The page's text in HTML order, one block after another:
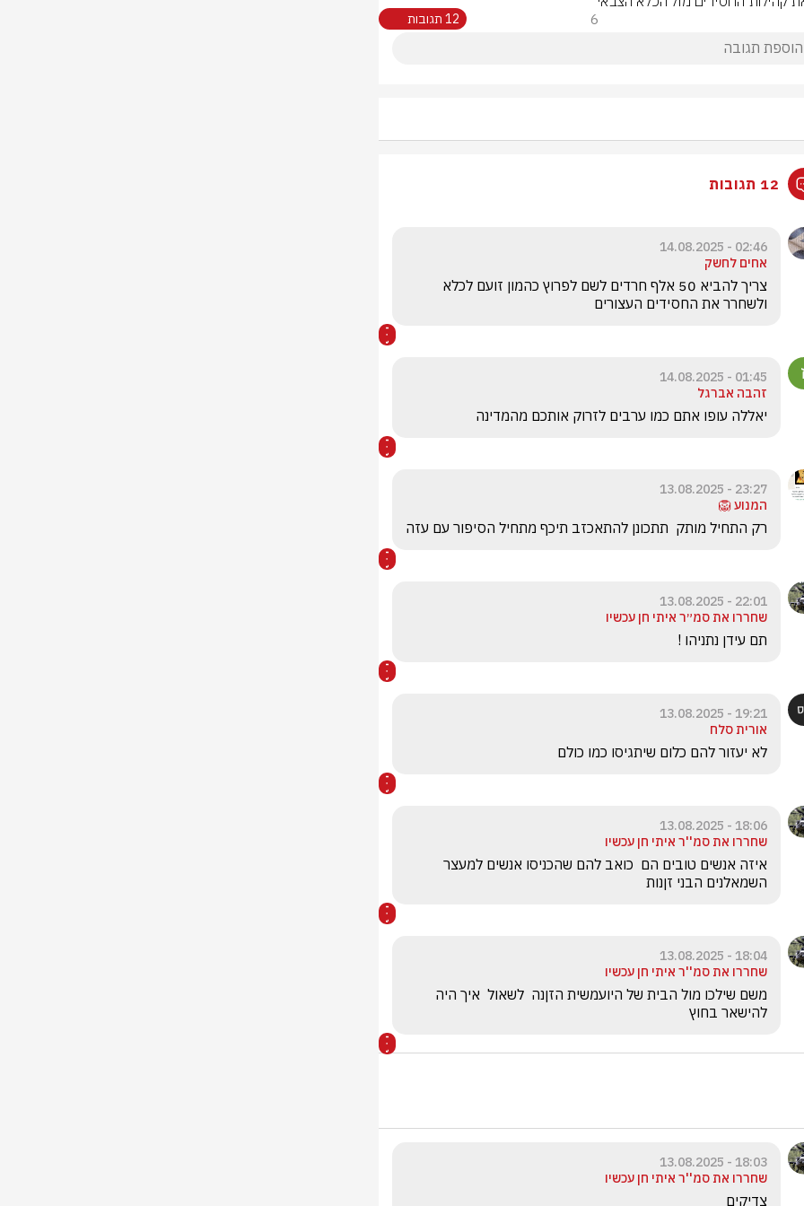
6 12 תגובות
12 תגובות
02:46 - 14.08.2025
אחים לחשק
ולשחרר את החסידים העצורים
01:45 - 14.08.2025
זהבה אברגל
יאללה עופו אתם כמו ערבים לזרוק אותכם מהמדינה
23:27 - 13.08.2025
המנוע 🦁
רק התחיל מותק  תתכונן להתאכזב תיכף מתחיל הסיפור עם עזה
22:01 - 13.08.2025
שחררו את סמ״ר איתי חן עכשיו
תם עידן נתניהו !
19:21 - 13.08.2025
אורית סלח
לא יעזור להם כלום שיתגיסו כמו כולם
18:06 - 13.08.2025
שחררו את סמ''ר איתי חן עכשיו
השמאלנים הבני זןנות
18:04 - 13.08.2025
שחררו את סמ''ר איתי חן עכשיו
להישאר בחוץ
18:03 - 13.08.2025
שחררו את סמ''ר איתי חן עכשיו
צדיקים